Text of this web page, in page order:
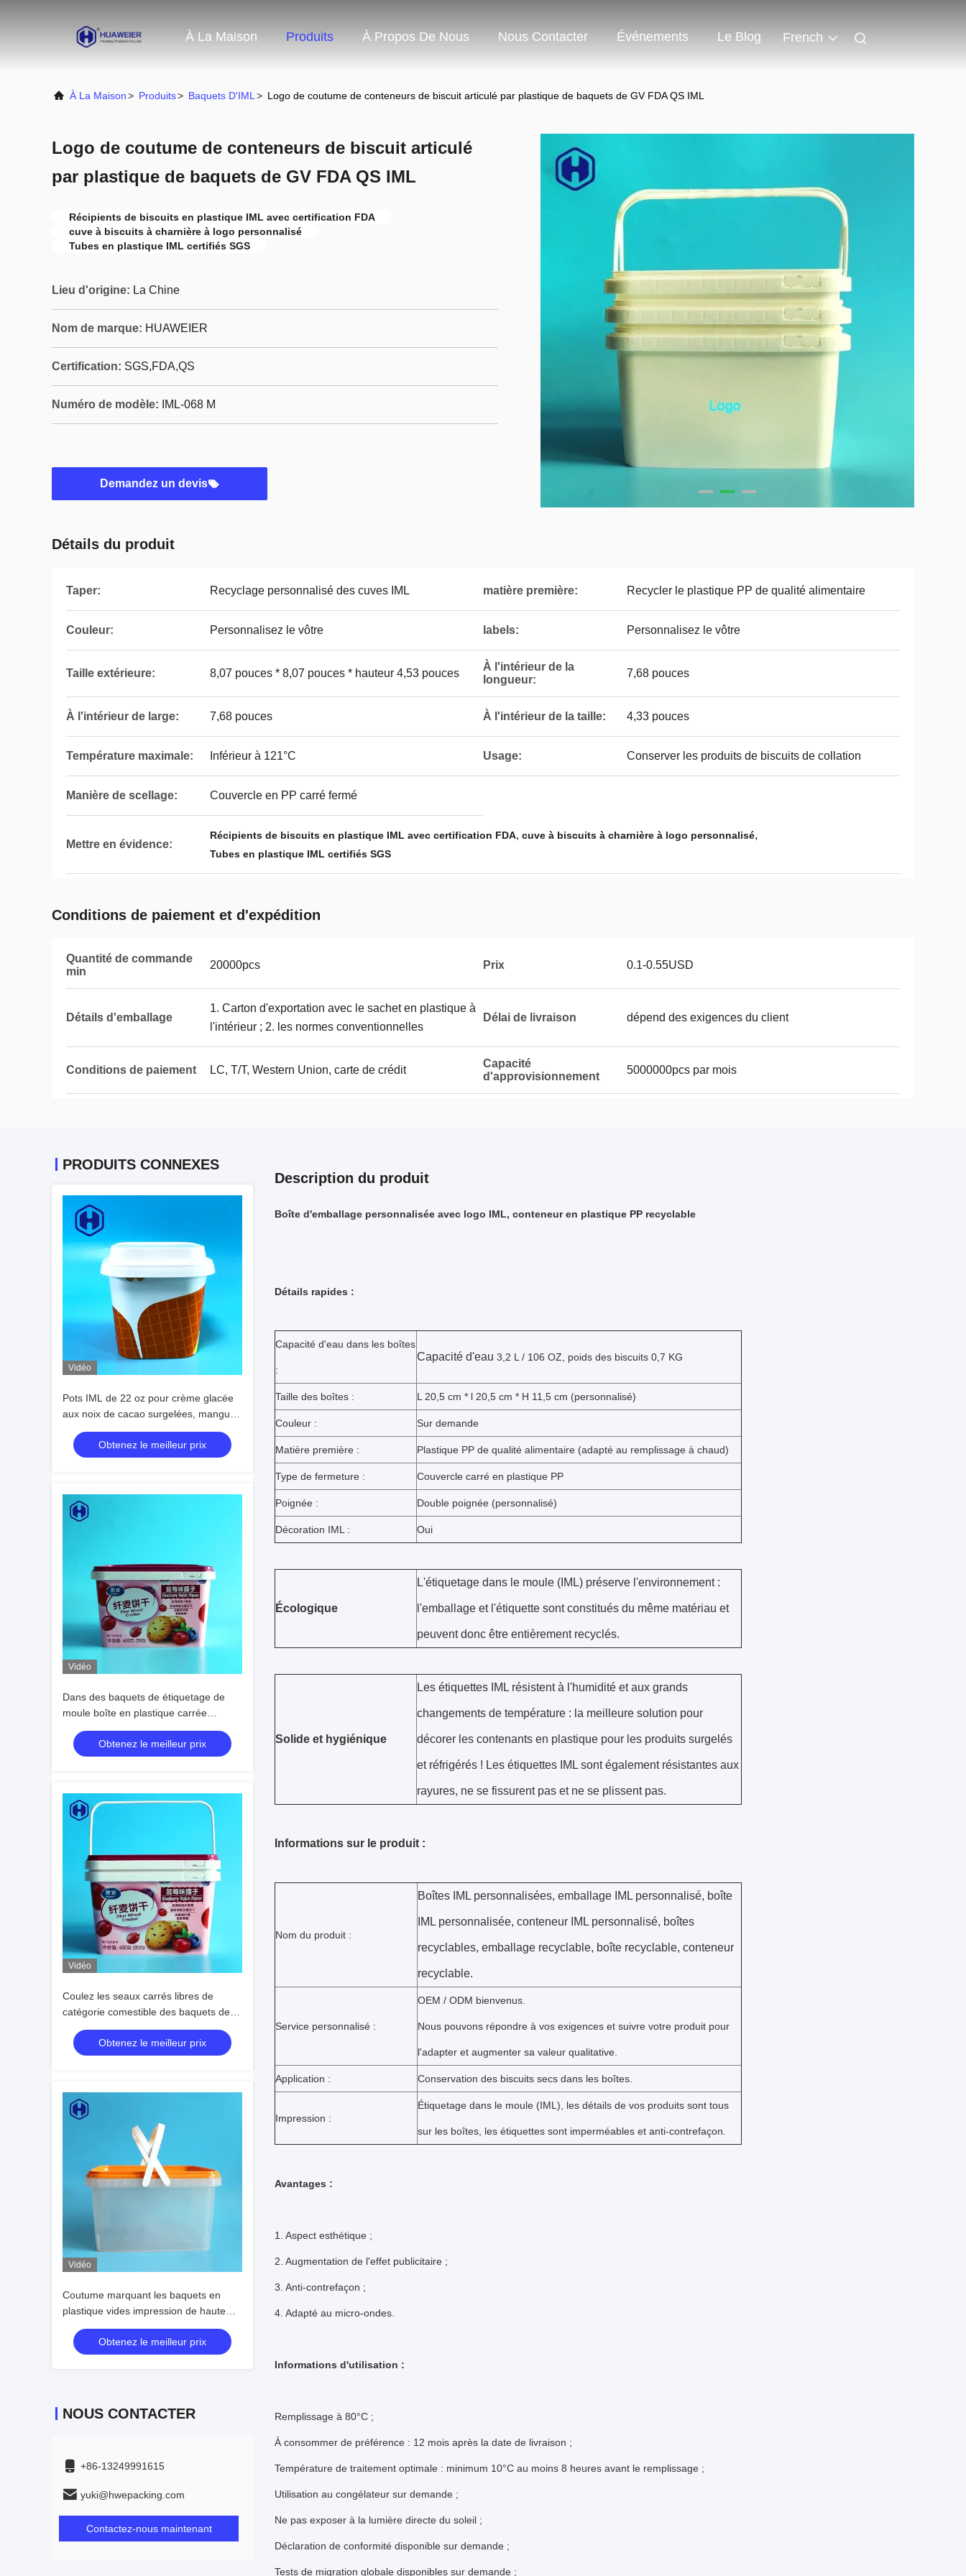
À La Maison Produits À Propos De Nous Nous Contacter Événements Le Blog French
À La Maison> Produits> Baquets D'IML > Logo de coutume de conteneurs de biscuit articulé par plastique de baquets de GV FDA QS IML
Logo de coutume de conteneurs de biscuit articulé
par plastique de baquets de GV FDA QS IML
Récipients de biscuits en plastique IML avec certification FDA
cuve à biscuits à charnière à logo personnalisé
Tubes en plastique IML certifiés SGS
Lieu d'origine: La Chine
Nom de marque: HUAWEIER
Certification: SGS,FDA,QS
Numéro de modèle: IML-068 M
Demandez un devis
Détails du produit
Taper: Recyclage personnalisé des cuves IML matière première: Recycler le plastique PP de qualité alimentaire
Couleur: Personnalisez le vôtre labels: Personnalisez le vôtre
Taille extérieure: 8,07 pouces * 8,07 pouces * hauteur 4,53 pouces
À l'intérieur de la
longueur:
7,68 pouces
À l'intérieur de large: 7,68 pouces À l'intérieur de la taille: 4,33 pouces
Température maximale: Inférieur à 121°C Usage: Conserver les produits de biscuits de collation
Manière de scellage: Couvercle en PP carré fermé
Mettre en évidence:
Récipients de biscuits en plastique IML avec certification FDA, cuve à biscuits à charnière à logo personnalisé,
Tubes en plastique IML certifiés SGS
Conditions de paiement et d'expédition
Quantité de commande
min
20000pcs Prix 0.1-0.55USD
Détails d'emballage
1. Carton d'exportation avec le sachet en plastique à
l'intérieur ; 2. les normes conventionnelles
Délai de livraison dépend des exigences du client
Conditions de paiement LC, T/T, Western Union, carte de crédit
Capacité
d'approvisionnement
5000000pcs par mois
PRODUITS CONNEXES
Vidéo
Pots IML de 22 oz pour crème glacée
aux noix de cacao surgelées, mangue,
cacao, noix de coco, arachide, beurre
corporel de karité
Obtenez le meilleur prix
Vidéo
Dans des baquets de étiquetage de
moule boîte en plastique carrée
favorable à l'environnement
Obtenez le meilleur prix
Vidéo
Coulez les seaux carrés libres de
catégorie comestible des baquets de la
preuve IML/BPA à l'intérieur de la
longueur 181MM
Obtenez le meilleur prix
Vidéo
Coutume marquant les baquets en
plastique vides impression de haute
résolution d'images
Obtenez le meilleur prix
NOUS CONTACTER
+86-13249991615
yuki@hwepacking.com
Contactez-nous maintenant
Description du produit
Boîte d'emballage personnalisée avec logo IML, conteneur en plastique PP recyclable
Détails rapides :
Capacité d'eau dans les boîtes
:
Capacité d'eau 3,2 L / 106 OZ, poids des biscuits 0,7 KG
Taille des boîtes : L 20,5 cm * l 20,5 cm * H 11,5 cm (personnalisé)
Couleur : Sur demande
Matière première : Plastique PP de qualité alimentaire (adapté au remplissage à chaud)
Type de fermeture : Couvercle carré en plastique PP
Poignée : Double poignée (personnalisé)
Décoration IML : Oui
Écologique
L'étiquetage dans le moule (IML) préserve l'environnement :
l'emballage et l'étiquette sont constitués du même matériau et
peuvent donc être entièrement recyclés.
Solide et hygiénique
Les étiquettes IML résistent à l'humidité et aux grands
changements de température : la meilleure solution pour
décorer les contenants en plastique pour les produits surgelés
et réfrigérés ! Les étiquettes IML sont également résistantes aux
rayures, ne se fissurent pas et ne se plissent pas.
Informations sur le produit :
Nom du produit :
Boîtes IML personnalisées, emballage IML personnalisé, boîte
IML personnalisée, conteneur IML personnalisé, boîtes
recyclables, emballage recyclable, boîte recyclable, conteneur
recyclable.
Service personnalisé :
OEM / ODM bienvenus.
Nous pouvons répondre à vos exigences et suivre votre produit pour
l'adapter et augmenter sa valeur qualitative.
Application : Conservation des biscuits secs dans les boîtes.
Impression :
Étiquetage dans le moule (IML), les détails de vos produits sont tous
sur les boîtes, les étiquettes sont imperméables et anti-contrefaçon.
Avantages :
1. Aspect esthétique ;
2. Augmentation de l'effet publicitaire ;
3. Anti-contrefaçon ;
4. Adapté au micro-ondes.
Informations d'utilisation :
Remplissage à 80°C ;
À consommer de préférence : 12 mois après la date de livraison ;
Température de traitement optimale : minimum 10°C au moins 8 heures avant le remplissage ;
Utilisation au congélateur sur demande ;
Ne pas exposer à la lumière directe du soleil ;
Déclaration de conformité disponible sur demande ;
Tests de migration globale disponibles sur demande ;